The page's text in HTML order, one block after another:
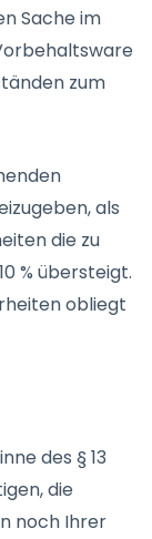
Sache im
zum
als
die zu
% übersteigt.
obliegt
des § 13
die
noch Ihrer